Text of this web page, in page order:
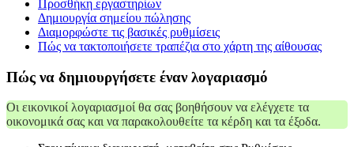
Προσθήκη εργαστηρίων
Δημιουργία σημείου πώλησης
Διαμορφώστε τις βασικές ρυθμίσεις
Πώς να τακτοποιήσετε τραπέζια στο χάρτη της αίθουσας
Πώς να δημιουργήσετε έναν λογαριασμό
Οι εικονικοί λογαριασμοί θα σας βοηθήσουν να ελέγχετε τα
οικονομικά σας και να παρακολουθείτε τα κέρδη και τα έξοδα.